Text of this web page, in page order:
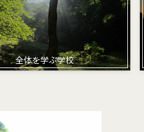
全体を学ぶ学校